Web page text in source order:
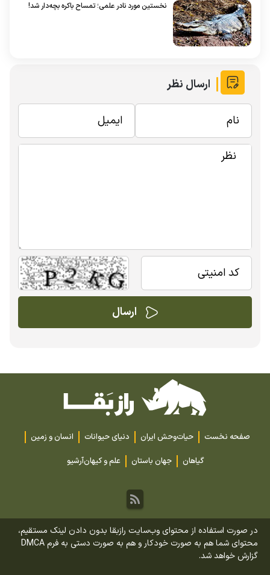
نخستین مورد نادر علمی؛ تمساح باکره بچه‌دار شد!
ارسال نظر
صفحه نخست حیات‌وحش ایران دنیای حیوانات
انسان و زمین
گیاهان
جهان باستان علم و کیهانآرشیو
در صورت استفاده از محتوای وب‌سایت رازبقا بدون دادن لینک مستقیم،
محتوای شما هم به صورت خودکار و هم به صورت دستی به فرم DMCA
گزارش خواهد شد.